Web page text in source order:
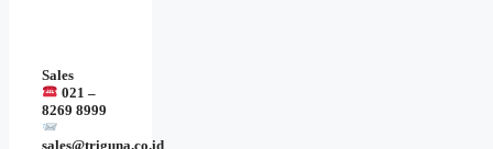
Sales
021 –
8269 8999
sales@triguna.co.id